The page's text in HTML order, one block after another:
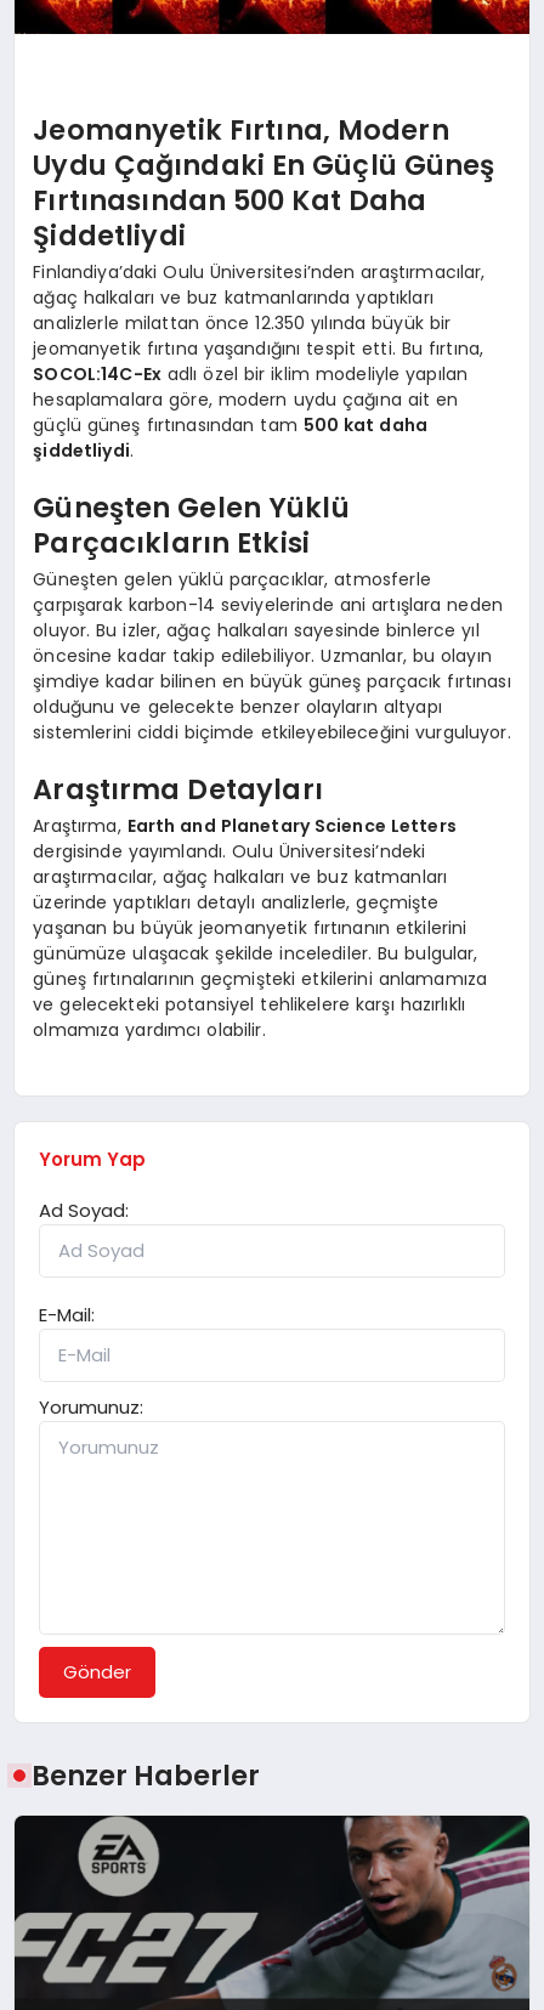
Jeomanyetik Fırtına, Modern
Uydu Çağındaki En Güçlü Güneş
Fırtınasından 500 Kat Daha
Şiddetliydi
Finlandiya’daki Oulu Üniversitesi’nden araştırmacılar,
ağaç halkaları ve buz katmanlarında yaptıkları
analizlerle milattan önce 12.350 yılında büyük bir
jeomanyetik fırtına yaşandığını tespit etti. Bu fırtına,
SOCOL:14C-Ex adlı özel bir iklim modeliyle yapılan
hesaplamalara göre, modern uydu çağına ait en
güçlü güneş fırtınasından tam 500 kat daha
şiddetliydi.
Güneşten Gelen Yüklü
Parçacıkların Etkisi
Güneşten gelen yüklü parçacıklar, atmosferle
çarpışarak karbon-14 seviyelerinde ani artışlara neden
oluyor. Bu izler, ağaç halkaları sayesinde binlerce yıl
öncesine kadar takip edilebiliyor. Uzmanlar, bu olayın
şimdiye kadar bilinen en büyük güneş parçacık fırtınası
olduğunu ve gelecekte benzer olayların altyapı
sistemlerini ciddi biçimde etkileyebileceğini vurguluyor.
Araştırma Detayları
Araştırma, Earth and Planetary Science Letters
dergisinde yayımlandı. Oulu Üniversitesi’ndeki
araştırmacılar, ağaç halkaları ve buz katmanları
üzerinde yaptıkları detaylı analizlerle, geçmişte
yaşanan bu büyük jeomanyetik fırtınanın etkilerini
günümüze ulaşacak şekilde incelediler. Bu bulgular,
güneş fırtınalarının geçmişteki etkilerini anlamamıza
ve gelecekteki potansiyel tehlikelere karşı hazırlıklı
olmamıza yardımcı olabilir.
Yorum Yap
Ad Soyad:
E-Mail:
Yorumunuz:
Gönder
Benzer Haberler